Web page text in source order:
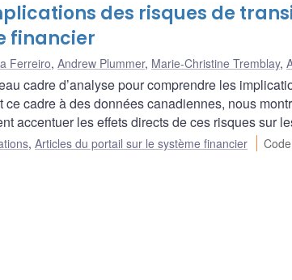
des risques de
financier
Ferreiro, Andrew Plummer, Marie-Christine Tremblay,
cadre d’analyse pour comprendre les
cadre à des données canadiennes, nous
accentuer les effets directs de ces risques sur
, Articles du portail sur le système financier